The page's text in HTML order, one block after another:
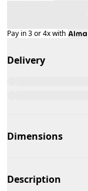
Pay in 3 or 4x with
Delivery
Dimensions
Description